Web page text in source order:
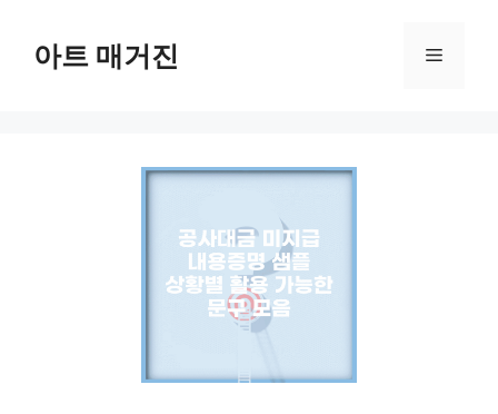
아트 매거진 메